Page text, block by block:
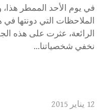
في يوم الأحد الممطر هذا،
الملاحظات التي دونتها
الرائعة، عثرت على هذه
نخفي شخصياتنا...
12 يناير 2015